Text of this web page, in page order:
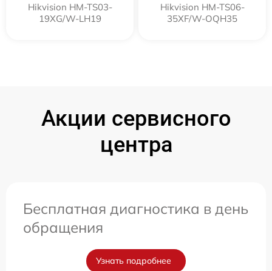
Hikvision HM-TS03-
19XG/W-LH19
Hikvision HM-TS06-
35XF/W-OQH35
Акции сервисного
центра
Бесплатная диагностика в день
обращения
Узнать подробнее